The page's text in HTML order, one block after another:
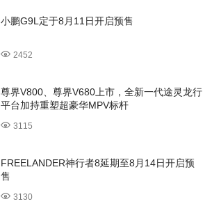
小鹏G9L定于8月11日开启预售
2452
尊界V800、尊界V680上市，全新一代途灵龙行
平台加持重塑超豪华MPV标杆
3115
FREELANDER神行者8延期至8月14日开启预
售
3130